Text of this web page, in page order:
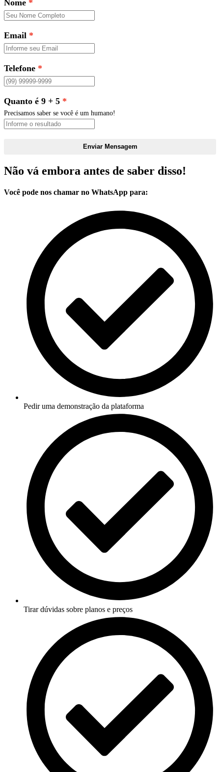
Nome
Email
Telefone
Quanto é 9 + 5
Precisamos saber se você é um humano!
Enviar Mensagem
Não vá embora antes de saber disso!
Você pode nos chamar no WhatsApp para:
Pedir uma demonstração da plataforma
Tirar dúvidas sobre planos e preços